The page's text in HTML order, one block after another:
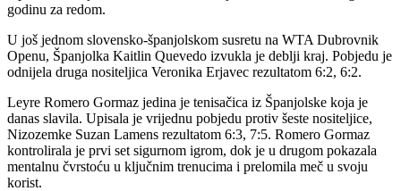
godinu za redom.
U još jednom slovensko-španjolskom susretu na WTA Dubrovnik
Openu, Španjolka Kaitlin Quevedo izvukla je deblji kraj. Pobjedu je
odnijela druga nositeljica Veronika Erjavec rezultatom 6:2, 6:2.
Leyre Romero Gormaz jedina je tenisačica iz Španjolske koja je
danas slavila. Upisala je vrijednu pobjedu protiv šeste nositeljice,
Nizozemke Suzan Lamens rezultatom 6:3, 7:5. Romero Gormaz
kontrolirala je prvi set sigurnom igrom, dok je u drugom pokazala
mentalnu čvrstoću u ključnim trenucima i prelomila meč u svoju
korist.